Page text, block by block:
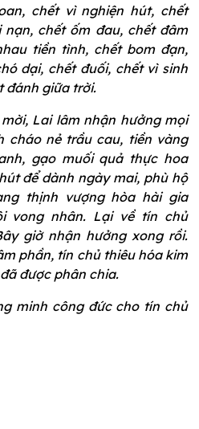
chết vì nghiện hút, chết
chết ốm đau, chết đâm
tiền tình, chết bom đạn,
dại, chết đuối, chết vì sinh
đánh giữa trời.
Lai lâm nhận hưởng mọi
cháo nẻ trầu cau, tiền vàng
gạo muối quả thực hoa
để dành ngày mai, phù hộ
thịnh vượng hòa hài gia
vong nhân. Lại về tín chủ
giờ nhận hưởng xong rồi.
phần, tín chủ thiêu hóa kim
được phân chia.
minh công đức cho tín chủ